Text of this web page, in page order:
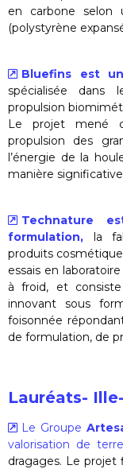
en carbone selon
(polystyrène
Bluefins est
spécialisée dans
propulsion
Le projet mené
propulsion des
l’énergie de la
manière
Technature
formulation, la
produits
essais en
à froid, et
innovant sous
foisonnée
de formulation, de
Lauréats-
Le Groupe
valorisation de
dragages. Le